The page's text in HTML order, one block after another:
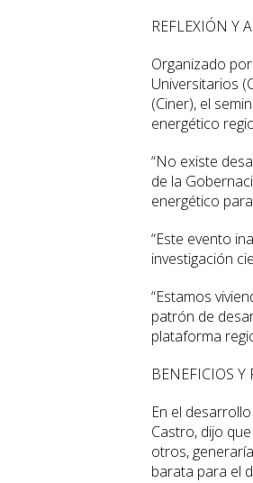
REFLEXIÓN Y
Organizado
Universitarios
(Ciner), el
energético
“No existe
de la
energético
“Este evento
investigación
“Estamos
patrón de
plataforma
BENEFICIOS Y
En el
Castro, dijo
otros,
barata para el